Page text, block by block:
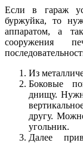
Если в гараж
буржуйка, то
аппаратом, а
сооружения
Из
Боковые
днищу.
другу.
угольник.
Далее